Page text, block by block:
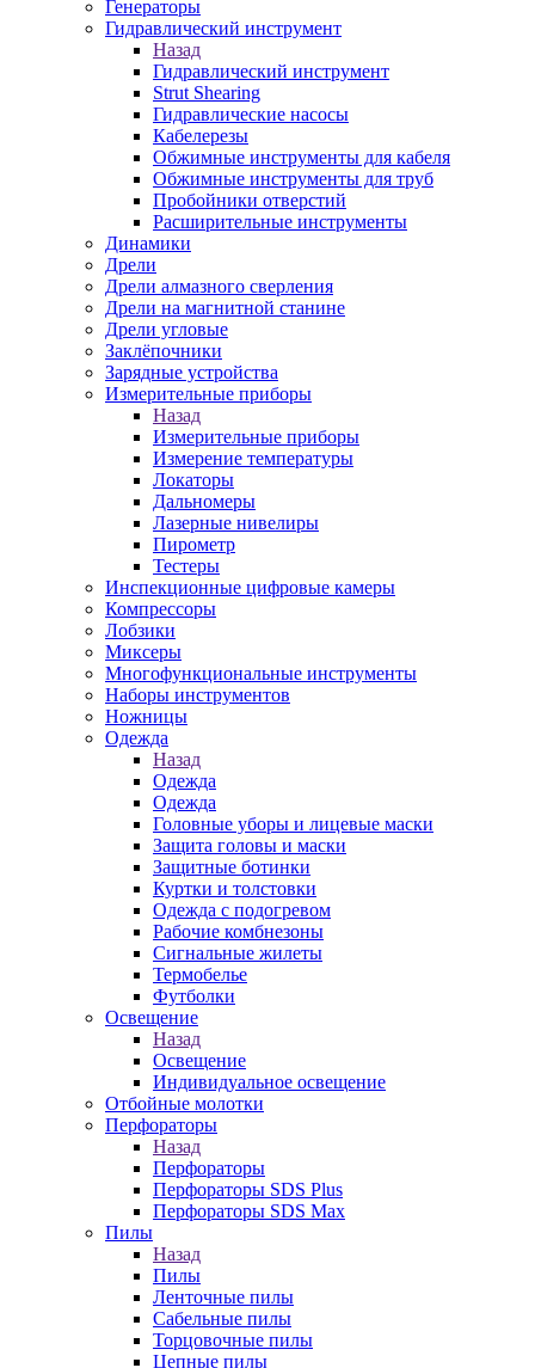
Генераторы
Гидравлический инструмент
Назад
Гидравлический инструмент
Strut Shearing
Гидравлические насосы
Кабелерезы
Обжимные инструменты для кабеля
Обжимные инструменты для труб
Пробойники отверстий
Расширительные инструменты
Динамики
Дрели
Дрели алмазного сверления
Дрели на магнитной станине
Дрели угловые
Заклёпочники
Зарядные устройства
Измерительные приборы
Назад
Измерительные приборы
Измерение температуры
Локаторы
Дальномеры
Лазерные нивелиры
Пирометр
Тестеры
Инспекционные цифровые камеры
Компрессоры
Лобзики
Миксеры
Многофункциональные инструменты
Наборы инструментов
Ножницы
Одежда
Назад
Одежда
Одежда
Головные уборы и лицевые маски
Защита головы и маски
Защитные ботинки
Куртки и толстовки
Одежда с подогревом
Рабочие комбнезоны
Сигнальные жилеты
Термобелье
Футболки
Освещение
Назад
Освещение
Индивидуальное освещение
Отбойные молотки
Перфораторы
Назад
Перфораторы
Перфораторы SDS Plus
Перфораторы SDS Max
Пилы
Назад
Пилы
Ленточные пилы
Сабельные пилы
Торцовочные пилы
Цепные пилы